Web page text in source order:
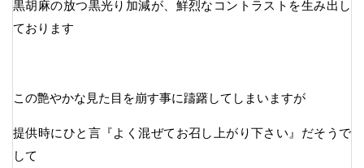
黒胡麻の放つ黒光り加減が、鮮烈なコントラストを生み出し
ております
この艶やかな見た目を崩す事に躊躇してしまいますが
提供時にひと言『よく混ぜてお召し上がり下さい』だそうで
して